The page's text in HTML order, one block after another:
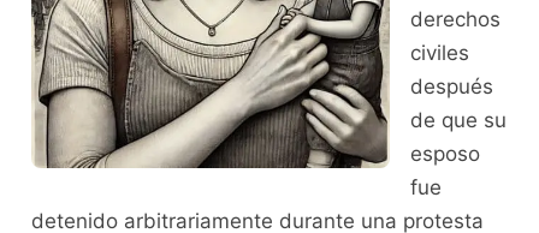
derechos
civiles
después
de que su
esposo
fue
detenido arbitrariamente durante una protesta